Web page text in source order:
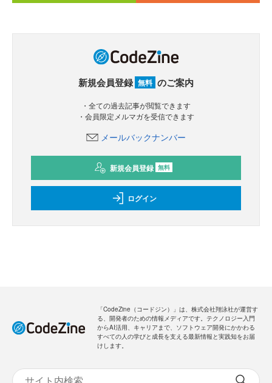
新規会員登録 無料 のご案内
・全ての過去記事が閲覧できます
・会員限定メルマガを受信できます
メールバックナンバー
新規会員登録 無料
ログイン
「CodeZine（コードジン）」は、株式会社翔泳社が運営す
る、開発者のための情報メディアです。テクノロジー入門
からAI活用、キャリアまで、ソフトウェア開発にかかわる
すべての人の学びと成長を支える最新情報と実践知をお届
けします。